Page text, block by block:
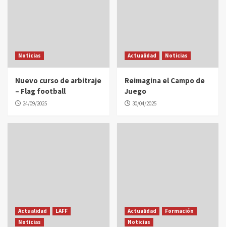
Noticias
Nuevo curso de arbitraje
– Flag football
24/09/2025
Actualidad Noticias
Reimagina el Campo de
Juego
30/04/2025
Actualidad
LAFF
Noticias
Actualidad
Formación
Noticias